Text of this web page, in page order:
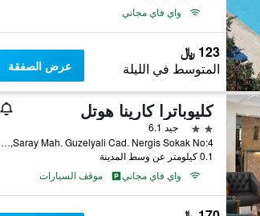
واي فاي مجاني
123 ﷼
المتوسط في الليلة عرض الصفقة
كليوباترا كارينا هوتل
2 نجمتين
جيد 6.1
Saray Mah. Guzelyali Cad. Nergis Sokak No:4, الانيا, تركيا
0.1 كيلومتر عن وسط المدينة
واي فاي مجاني
موقف السيارات